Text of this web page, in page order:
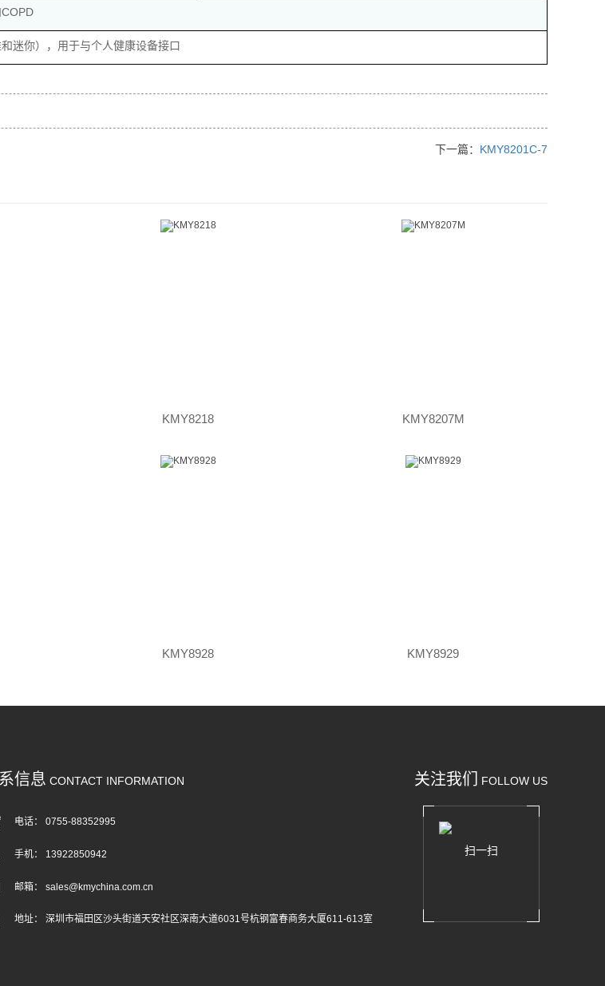
迷你），用于与个人健康设备接口
下一篇： KMY8201C-7
KMY8218 KMY8207M
KMY8928 KMY8929
关注我们 FOLLOW US
扫一扫
信息 CONTACT INFORMATION
电话： 0755-88352995
手机： 13922850942
邮箱： sales@kmychina.com.cn
地址： 深圳市福田区沙头街道天安社区深南大道6031号杭钢富春商务大厦611-613室